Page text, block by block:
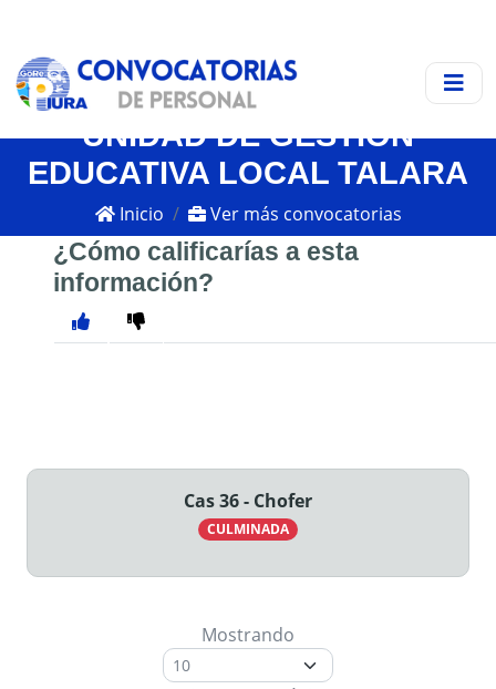
UNIDAD DE GESTIÓN
EDUCATIVA LOCAL TALARA
Inicio Ver más convocatorias
¿Cómo calificarías a esta
información?
Cas 36 - Chofer
CULMINADA
Mostrando